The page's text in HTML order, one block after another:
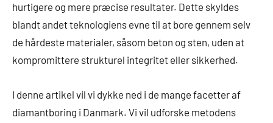
hurtigere og mere præcise resultater. Dette skyldes
blandt andet teknologiens evne til at bore gennem selv
de hårdeste materialer, såsom beton og sten, uden at
kompromittere strukturel integritet eller sikkerhed.
I denne artikel vil vi dykke ned i de mange facetter af
diamantboring i Danmark. Vi vil udforske metodens